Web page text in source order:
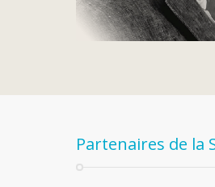
Partenaires de la